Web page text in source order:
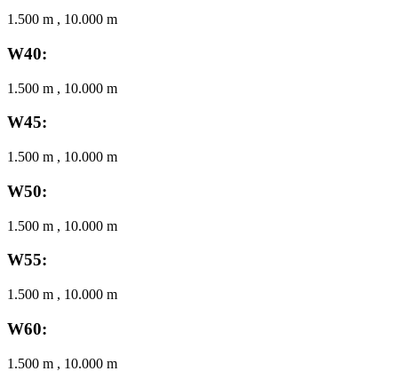
1.500 m , 10.000 m
W40:
1.500 m , 10.000 m
W45:
1.500 m , 10.000 m
W50:
1.500 m , 10.000 m
W55:
1.500 m , 10.000 m
W60:
1.500 m , 10.000 m